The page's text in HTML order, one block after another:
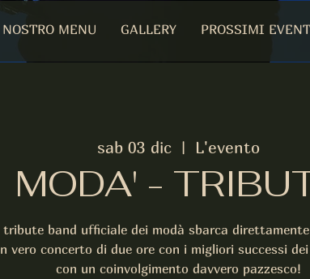
MENU GALLERY PROSSIMI
sab 03 dic
  |
L'evento
MODA' -
tribute band ufficiale dei modà sbarca
vero concerto di due ore con i migliori successi
con un coinvolgimento davvero pazzesco!